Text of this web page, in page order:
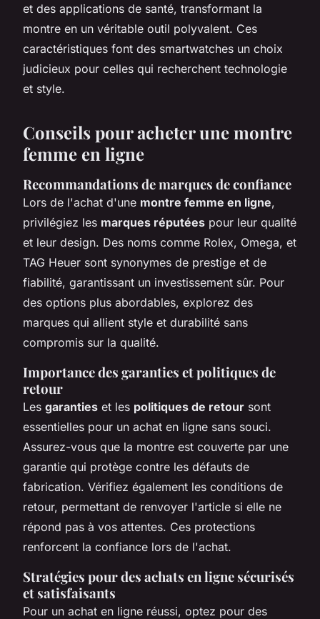
et des applications de santé, transformant la
montre en un véritable outil polyvalent. Ces
caractéristiques font des smartwatches un choix
judicieux pour celles qui recherchent technologie
et style.
Conseils pour acheter une montre
femme en ligne
Recommandations de marques de confiance
Lors de l'achat d'une montre femme en ligne,
privilégiez les marques réputées pour leur qualité
et leur design. Des noms comme Rolex, Omega, et
TAG Heuer sont synonymes de prestige et de
fiabilité, garantissant un investissement sûr. Pour
des options plus abordables, explorez des
marques qui allient style et durabilité sans
compromis sur la qualité.
Importance des garanties et politiques de
retour
Les garanties et les politiques de retour sont
essentielles pour un achat en ligne sans souci.
Assurez-vous que la montre est couverte par une
garantie qui protège contre les défauts de
fabrication. Vérifiez également les conditions de
retour, permettant de renvoyer l'article si elle ne
répond pas à vos attentes. Ces protections
renforcent la confiance lors de l'achat.
Stratégies pour des achats en ligne sécurisés
et satisfaisants
Pour un achat en ligne réussi, optez pour des